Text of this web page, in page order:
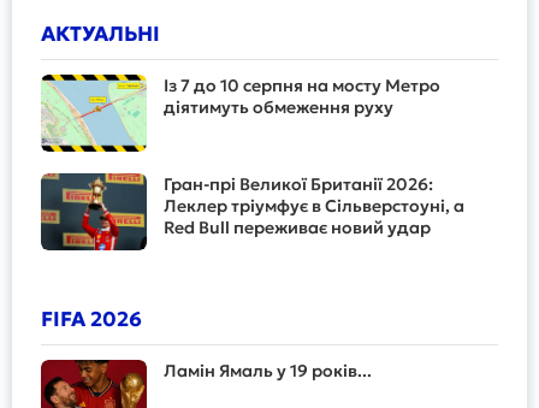
АКТУАЛЬНІ
Із 7 до 10 серпня на мосту Метро
діятимуть обмеження руху
Гран-прі Великої Британії 2026:
Леклер тріумфує в Сільверстоуні, а
Red Bull переживає новий удар
FIFA 2026
Ламін Ямаль у 19 років...